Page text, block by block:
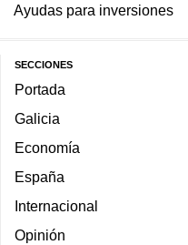
Ayudas para inversiones
SECCIONES
Portada
Galicia
Economía
España
Internacional
Opinión